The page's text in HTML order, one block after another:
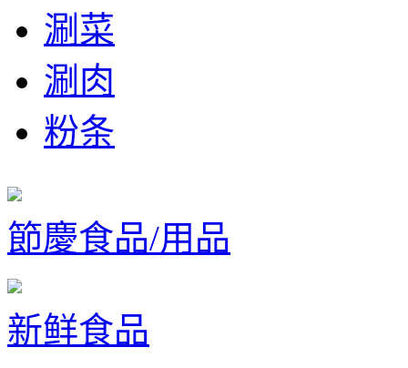
涮菜
涮肉
粉条
節慶食品/用品
新鲜食品